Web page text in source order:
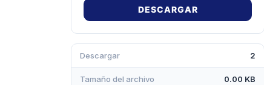
DESCARGAR
Descargar 2
Tamaño del archivo 0.00 KB